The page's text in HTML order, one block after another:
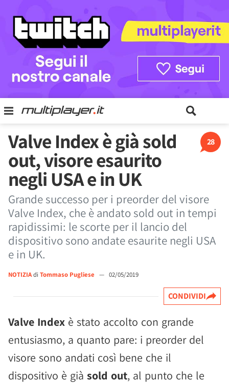
28
Valve Index è già sold
out, visore esaurito
negli USA e in UK
Grande successo per i preorder del visore
Valve Index, che è andato sold out in tempi
rapidissimi: le scorte per il lancio del
dispositivo sono andate esaurite negli USA
e in UK.
NOTIZIAdi Tommaso Pugliese — 02/05/2019
CONDIVIDI
Valve Index è stato accolto con grande
entusiasmo, a quanto pare: i preorder del
visore sono andati così bene che il
dispositivo è già sold out, al punto che le